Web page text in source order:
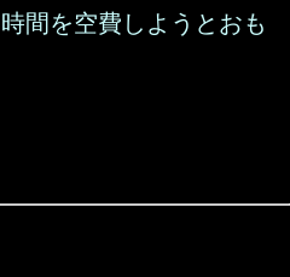
間を空費しようとおも